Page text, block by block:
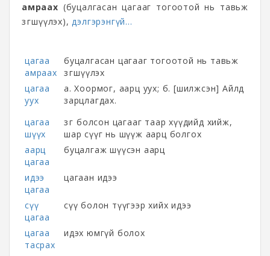
амраах (буцалгасан цагааг тогоотой нь тавьж
зөөгшүүлэх),дэлгэрэнгүй...
цагаа
амраах
буцалгасан цагааг тогоотой нь тавьж
зөөгшүүлэх
цагаа
уух
а. Хоормог, аарц уух; б. [шилжсэн] Айлд
зарцлагдах.
цагаа
шүүх
зөөг болсон цагааг таар хүүдийд хийж,
шар сүүг нь шүүж аарц болгох
аарц
цагаа
буцалгаж шүүсэн аарц
идээ
цагаа
цагаан идээ
сүү
цагаа
сүү болон түүгээр хийх идээ
цагаа
тасрах
идэх юмгүй болох